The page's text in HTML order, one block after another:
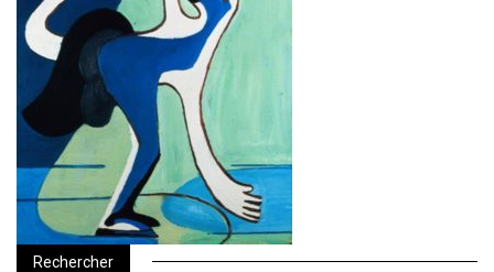
Rechercher